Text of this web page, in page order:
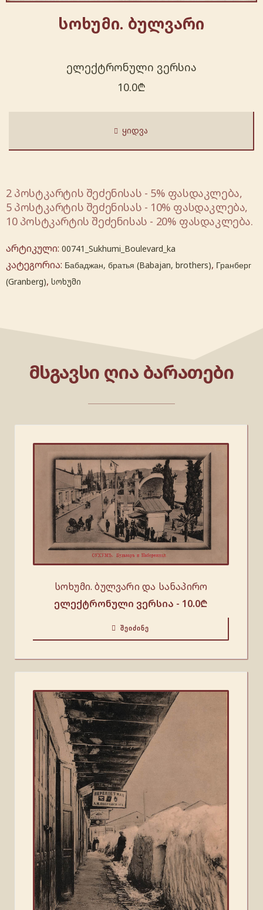
სოხუმი. ბულვარი
ელექტრონული ვერსია
10.0₾
ᲧᲘᲓᲕᲐ
2 პოსტკარტის შეძენისას - 5% ფასდაკლება,
5 პოსტკარტის შეძენისას - 10% ფასდაკლება,
10 პოსტკარტის შეძენისას - 20% ფასდაკლება.
არტიკული: 00741_Sukhumi_Boulevard_ka
კატეგორია: Бабаджан, братья (Babajan, brothers), Гранберг
(Granberg), სოხუმი
ᲛᲡᲒᲐᲕᲡᲘ ᲦᲘᲐ ᲑᲐᲠᲐᲗᲔᲑᲘ
სოხუმი. ბულვარი და სანაპირო
ელექტრონული ვერსია - 10.0₾
ᲨᲔᲘᲫᲘᲜᲔ